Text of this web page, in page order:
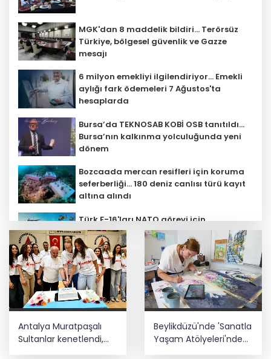
MGK'dan 8 maddelik bildiri... Terörsüz
Türkiye, bölgesel güvenlik ve Gazze
mesajı
6 milyon emekliyi ilgilendiriyor... Emekli
aylığı fark ödemeleri 7 Ağustos'ta
hesaplarda
Bursa’da TEKNOSAB KOBİ OSB tanıtıldı...
Bursa’nın kalkınma yolculuğunda yeni
dönem
Bozcaada mercan resifleri için koruma
seferberliği... 180 deniz canlısı türü kayıt
altına alındı
Türk F-16'ları NATO görevi için
Estonya'da... MSB yerli savunma
sistemleriyle güçleniyor
Teröristler teslim olmaya devam
ediyor... Hudutlarda 490 kişi yakalandı
YÖK'ten uluslararası mezunlara ikamet
kolaylığı... Süre 2 yıla kadar
uzatılabilecek
Antalya Muratpaşalı
Sultanlar kenetlendi,
Beylikdüzü'nde 'Sanatla
Yaşam Atölyeleri'nde